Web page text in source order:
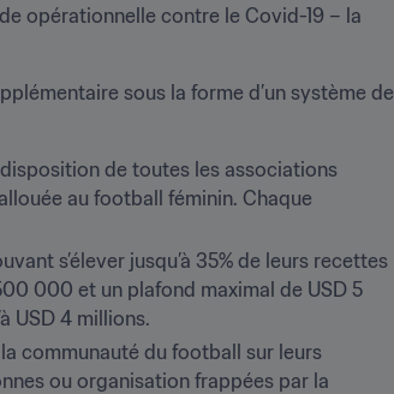
opérationnelle contre le Covid-19 – la
sous la forme d’un système de
de toutes les associations
au football féminin. Chaque
s’élever jusqu’à 35% de leurs recettes
000 et un plafond maximal de USD 5
USD 4 millions.
communauté du football sur leurs
ou organisation frappées par la